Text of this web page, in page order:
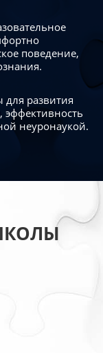
поведение,
развития
неуронаукой.